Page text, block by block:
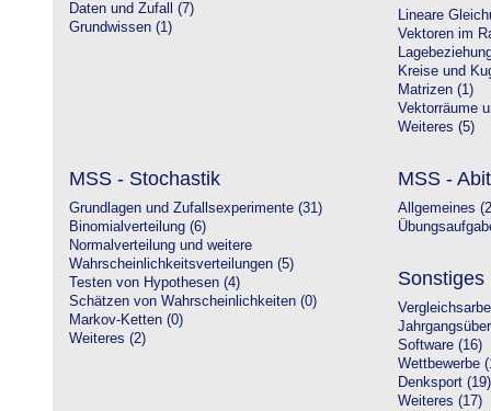
Daten und Zufall (7)
Grundwissen (1)
Lineare
Vektoren im
Kreise und
Matrizen (1)
Vektorräume
Weiteres (5)
MSS - Stochastik
Grundlagen und Zufallsexperimente (31)
Binomialverteilung (6)
Normalverteilung und weitere
Wahrscheinlichkeitsverteilungen (5)
Testen von Hypothesen (4)
Schätzen von Wahrscheinlichkeiten (0)
Markov-Ketten (0)
Weiteres (2)
MSS -
Allgemeines
Sonstiges
Software (16)
Wettbewerbe
Denksport (19)
Weiteres (17)